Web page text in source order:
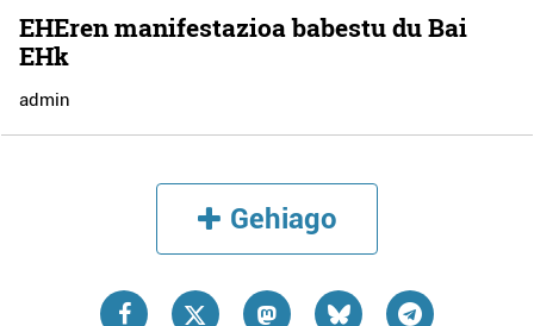
EHEren manifestazioa babestu du Bai
EHk
admin
Gehiago